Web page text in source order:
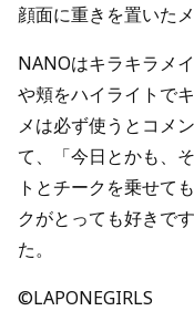
顔面に重きを置いた
NANOはキラキラメ
や頬をハイライトで
メは必ず使うとコメ
て、「今日とかも、
トとチークを乗せて
クがとっても好きで
た。
©LAPONEGIRLS